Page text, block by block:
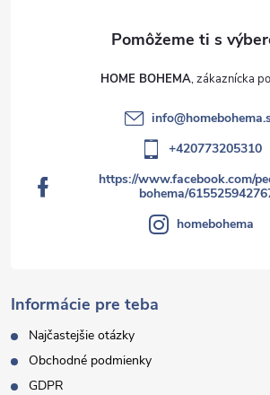
Informácie pre teba
Najčastejšie otázky
Obchodné podmienky
GDPR
HOME BOHEMA
info@
+420773205310
https://www.facebook.com/
bohema/
homebohema